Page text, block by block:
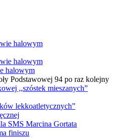
halowym
Podstawowej 94 po raz kolejny
,,szóstek mieszanych”
lekkoatletycznych”
SMS Marcina Gortata
finiszu